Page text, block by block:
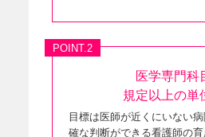
POINT.2
医学専門科
規定以上の単
目標は医師が近くにいない
確な判断ができる看護師の